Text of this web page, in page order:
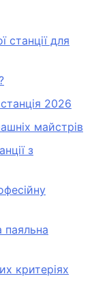
станції для
2026
майстрів
з
паяльна
критеріях